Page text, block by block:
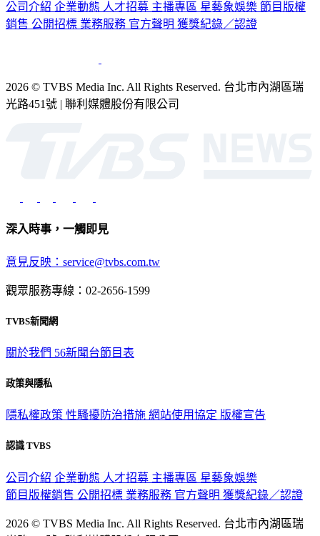
公司介紹 企業動態 人才招募 主播專區 星藝象娛樂 節目版權
銷售 公開招標 業務服務 官方聲明 獲獎紀錄／認證
2026 © TVBS Media Inc. All Rights Reserved. 台北市內湖區瑞
光路451號 | 聯利媒體股份有限公司
深入時事，一觸即見
意見反映：service@tvbs.com.tw
觀眾服務專線：02-2656-1599
TVBS新聞網
關於我們 56新聞台節目表
政策與隱私
隱私權政策 性騷擾防治措施 網站使用協定 版權宣告
認識 TVBS
公司介紹 企業動態 人才招募 主播專區 星藝象娛樂
節目版權銷售 公開招標 業務服務 官方聲明 獲獎紀錄／認證
2026 © TVBS Media Inc. All Rights Reserved. 台北市內湖區瑞